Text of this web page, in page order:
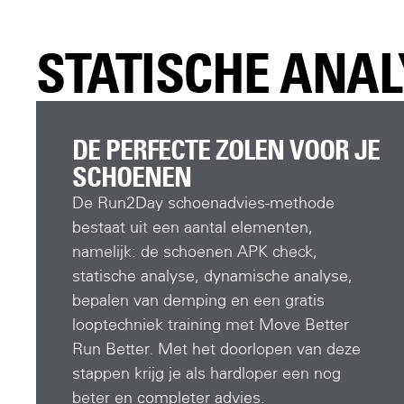
STATISCHE
DE PERFECTE ZOLEN VOOR JE
SCHOENEN
De Run2Day schoenadvies-methode
bestaat uit een aantal elementen,
namelijk: de schoenen APK check,
statische analyse, dynamische analyse,
bepalen van demping en een gratis
looptechniek training met Move Better
Run Better. Met het doorlopen van deze
stappen krijg je als hardloper een nog
beter en completer advies.